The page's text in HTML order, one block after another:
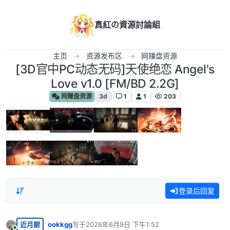
真紅の資源討論組
主页 资源发布区 网赚盘资源
[3D官中PC动态无码]天使绝恋 Angel's
Love v1.0 [FM/BD 2.2G]
网赚盘资源 3d 1 1 203
登录后回复
近月厨 ookkgg写于2026年6月9日 下午1:52